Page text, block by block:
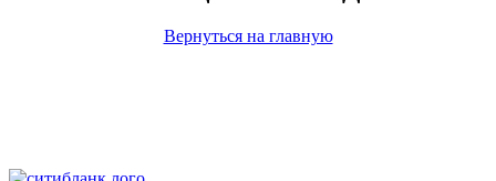
Вернуться на главную